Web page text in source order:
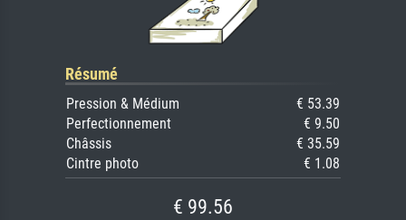
Résumé
Pression & Médium
€ 53.39
Perfectionnement
€ 9.50
Châssis
€ 35.59
Cintre photo
€ 1.08
€ 99.56